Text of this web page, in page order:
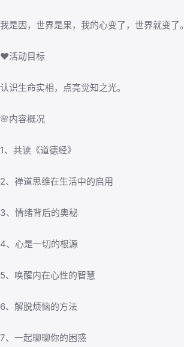
我是因，世界是果，我的心变了，世界就变了。
❤️活动目标
认识生命实相，点亮觉知之光。
🌸内容概况
1、共读《道德经》
2、禅道思维在生活中的启用
3、情绪背后的奥秘
4、心是一切的根源
5、唤醒内在心性的智慧
6、解脱烦恼的方法
7、一起聊聊你的困惑